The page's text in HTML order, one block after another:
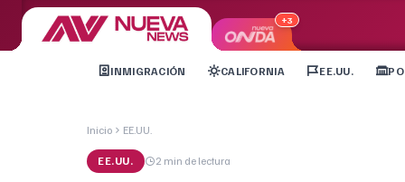
+3
INMIGRACIÓN CALIFORNIA EE.UU.
Inicio EE.UU.
EE.UU. 2 min de lectura